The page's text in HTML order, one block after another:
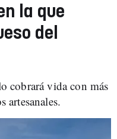
la que
del
cobrará vida con más
artesanales.